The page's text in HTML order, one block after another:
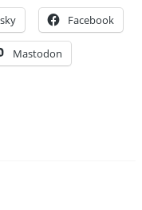
Facebook
Mastodon